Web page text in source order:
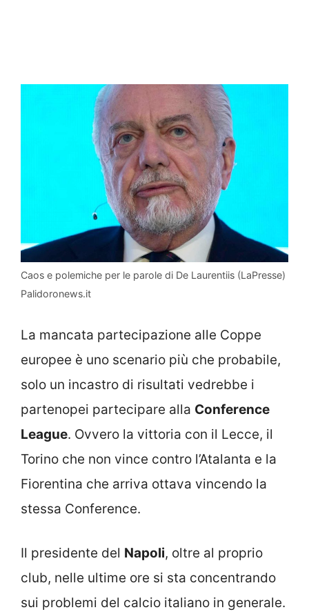
Caos e polemiche per le parole di De Laurentiis (LaPresse)
Palidoronews.it
La mancata partecipazione alle Coppe
europee è uno scenario più che probabile,
solo un incastro di risultati vedrebbe i
partenopei partecipare alla Conference
League. Ovvero la vittoria con il Lecce, il
Torino che non vince contro l’Atalanta e la
Fiorentina che arriva ottava vincendo la
stessa Conference.
Il presidente del Napoli, oltre al proprio
club, nelle ultime ore si sta concentrando
sui problemi del calcio italiano in generale.